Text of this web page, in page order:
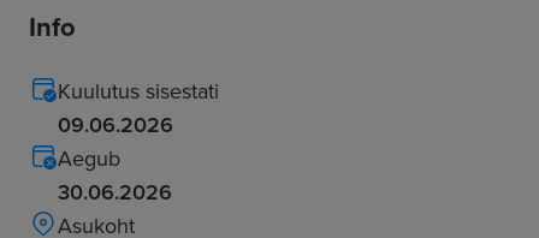
Info
Kuulutus sisestati
09.06.2026
Aegub
30.06.2026
Asukoht